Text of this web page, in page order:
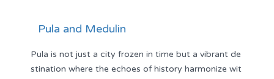
Pula and Medulin
Pula is not just a city frozen in time but a vibrant de
stination where the echoes of history harmonize wit